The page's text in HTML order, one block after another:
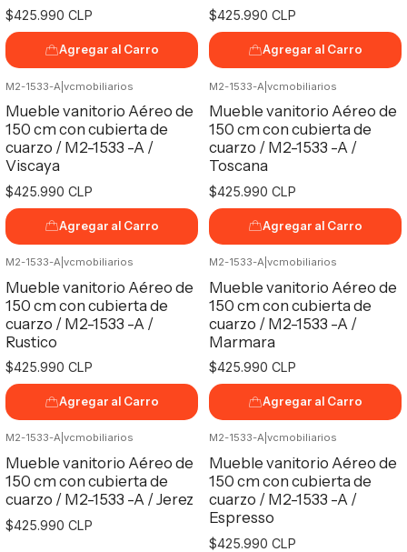
$425.990 CLP
Agregar al Carro
$425.990 CLP
Agregar al Carro
M2-1533-A vcmobiliarios
Mueble vanitorio Aéreo de
150 cm con cubierta de
cuarzo / M2-1533 -A /
Viscaya
$425.990 CLP
Agregar al Carro
M2-1533-A vcmobiliarios
Mueble vanitorio Aéreo de
150 cm con cubierta de
cuarzo / M2-1533 -A /
Toscana
$425.990 CLP
Agregar al Carro
M2-1533-A| vcmobiliarios
Mueble vanitorio Aéreo de
150 cm con cubierta de
cuarzo / M2-1533 -A /
Rustico
$425.990 CLP
Agregar al Carro
M2-1533-A| vcmobiliarios
Mueble vanitorio Aéreo de
150 cm con cubierta de
cuarzo / M2-1533 -A /
Marmara
$425.990 CLP
Agregar al Carro
M2-1533-A| vcmobiliarios
Mueble vanitorio Aéreo de
150 cm con cubierta de
cuarzo / M2-1533 -A / Jerez
$425.990 CLP
M2-1533-A| vcmobiliarios
Mueble vanitorio Aéreo de
150 cm con cubierta de
cuarzo / M2-1533 -A /
Espresso
$425.990 CLP